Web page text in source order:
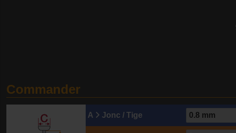
Commander
A Jonc / Tige